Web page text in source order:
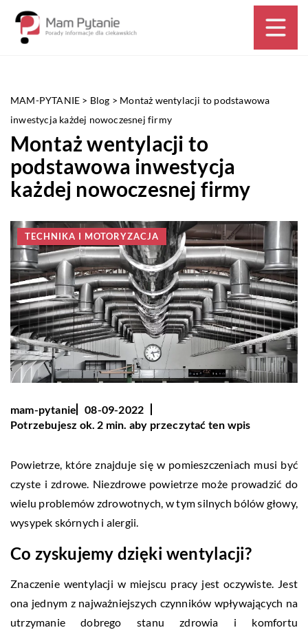
MAM-PYTANIE > Blog > Montaż wentylacji to podstawowa
inwestycja każdej nowoczesnej firmy
Montaż wentylacji to
podstawowa inwestycja
każdej nowoczesnej firmy
TECHNIKA I MOTORYZACJA
mam-pytanie
08-09-2022
Potrzebujesz ok. 2 min. aby przeczytać ten wpis
Powietrze, które znajduje się w pomieszczeniach musi być
czyste i zdrowe. Niezdrowe powietrze może prowadzić do
wielu problemów zdrowotnych, w tym silnych bólów głowy,
wysypek skórnych i alergii.
Co zyskujemy dzięki wentylacji?
Znaczenie wentylacji w miejscu pracy jest oczywiste. Jest
ona jednym z najważniejszych czynników wpływających na
utrzymanie dobrego stanu zdrowia i komfortu